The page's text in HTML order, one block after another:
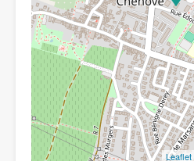
Leaflet